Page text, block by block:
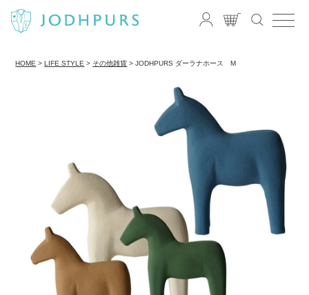
HOME LIFE STYLE その他雑貨 JODHPURS ダーラナホース M